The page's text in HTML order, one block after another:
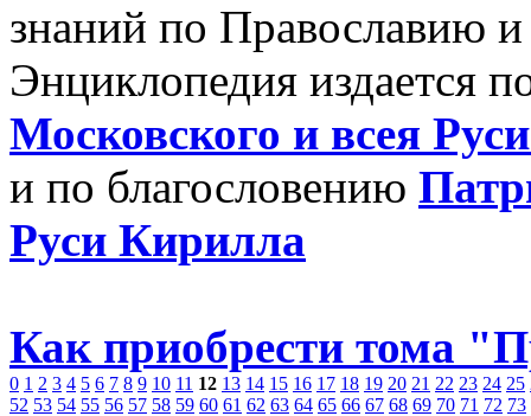
знаний по Православию
Энциклопедия издается
Московского и всея
и по благословению
Руси Кирилла
Как приобрести тома
0 1 2 3 4 5 6 7 8 9 10 11 12 13 14 15 16 17 18 19 20 21 22 23 24 25
52 53 54 55 56 57 58 59 60 61 62 63 64 65 66 67 68 69 70 71 72 73